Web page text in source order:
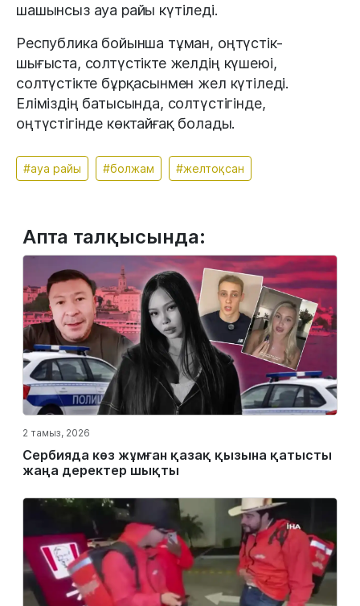
шашынсыз ауа райы күтіледі.
Республика бойынша тұман, оңтүстік-
шығыста, солтүстікте желдің күшеюі,
солтүстікте бұрқасынмен жел күтіледі.
Еліміздің батысында, солтүстігінде,
оңтүстігінде көктайғақ болады.
#ауа райы #болжам #желтоқсан
Апта талқысында:
2 тамыз, 2026
Сербияда көз жұмған қазақ қызына қатысты
жаңа деректер шықты